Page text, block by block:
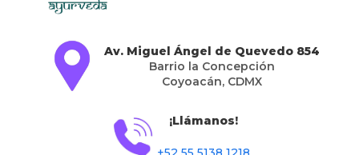
Av. Miguel Ángel de Quevedo 854
Barrio la Concepción
Coyoacán, CDMX
¡Llámanos!